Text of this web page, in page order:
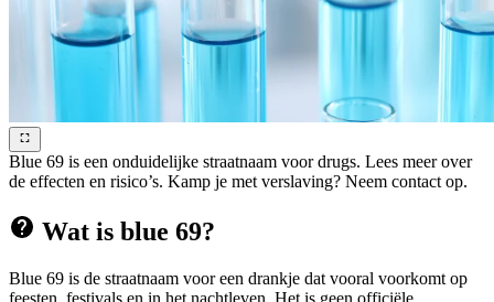
Blue 69 is een onduidelijke straatnaam voor drugs. Lees meer over
de effecten en risico’s. Kamp je met verslaving? Neem contact op.
Wat is blue 69?
Blue 69 is de straatnaam voor een drankje dat vooral voorkomt op
feesten, festivals en in het nachtleven. Het is geen officiële